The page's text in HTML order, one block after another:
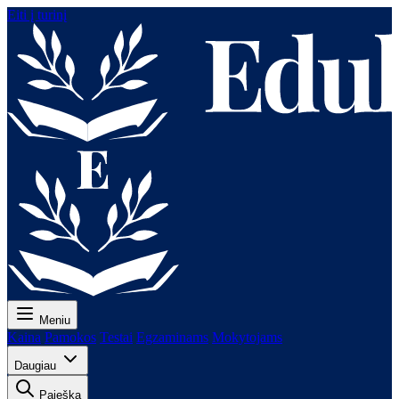
Eiti į turinį
Meniu
Kaina Pamokos Testai Egzaminams Mokytojams
Daugiau
Paieška